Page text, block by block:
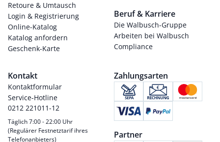
Retoure & Umtausch
Login & Registrierung
Online-Katalog
Katalog anfordern
Geschenk-Karte
Beruf & Karriere
Die Walbusch-Gruppe
Arbeiten bei Walbusch
Compliance
Kontakt
Kontaktformular
Service-Hotline
0212 221011-12
Täglich 7:00 - 22:00 Uhr
(Regulärer Festnetztarif ihres
Telefonanbieters)
Zahlungsarten
Partner